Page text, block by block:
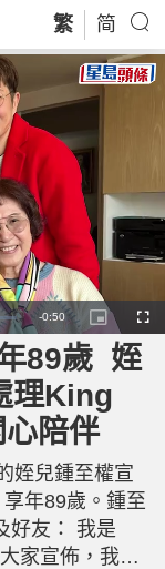
繁 简
R
e
m
a
i
n
i
n
-0:50
P
i
e
-
i
-
c
t
r
F
u
89歲 姪
理King
陪伴
姪兒鍾至權宣
年89歲。鍾至
好友： 我是
家宣佈，我伯